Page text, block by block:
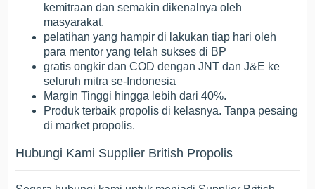
kemitraan dan semakin dikenalnya oleh
masyarakat.
pelatihan yang hampir di lakukan tiap hari oleh
para mentor yang telah sukses di BP
gratis ongkir dan COD dengan JNT dan J&E ke
seluruh mitra se-Indonesia
Margin Tinggi hingga lebih dari 40%.
Produk terbaik propolis di kelasnya. Tanpa pesaing
di market propolis.
Hubungi Kami Supplier British Propolis